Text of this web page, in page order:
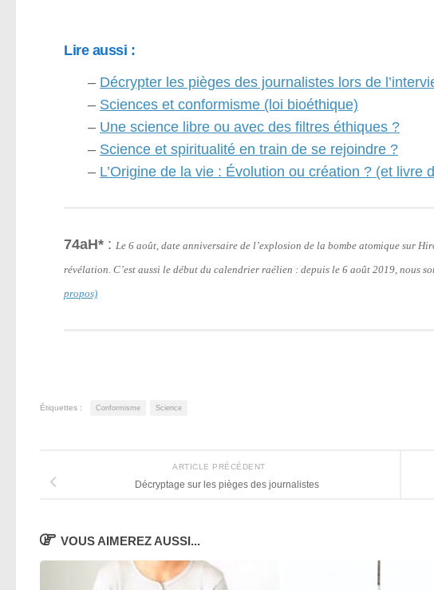
Lire aussi :
– Décrypter les pièges des journalistes lors de
– Sciences et conformisme (loi bioéthique)
– Une science libre ou avec des filtres éthiques ?
– Science et spiritualité en train de se rejoindre ?
– L’Origine de la vie : Évolution ou création ? (et livre
74aH* : Le 6 août, date anniversaire de l’explosion de la bombe atomique sur
révélation. C’est aussi le début du calendrier raélien : depuis le 6 août 2019, nous
propos)
Étiquettes : Conformisme Science
ARTICLE PRÉCÉDENT
Décryptage sur les pièges des journalistes
VOUS AIMEREZ AUSSI...